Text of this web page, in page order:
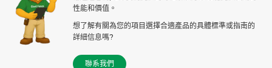
性能和價值。
想了解有關為您的項目選擇合適產品的具體標準或指南的
詳細信息嗎?
聯系我們